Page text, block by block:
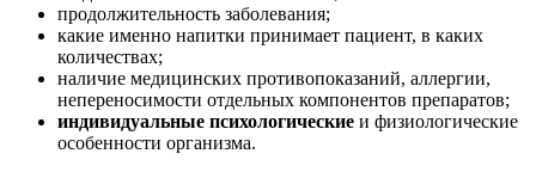
продолжительность заболевания;
какие именно напитки принимает пациент, в каких
количествах;
наличие медицинских противопоказаний, аллергии,
непереносимости отдельных компонентов препаратов;
индивидуальные психологические и физиологические
особенности организма.